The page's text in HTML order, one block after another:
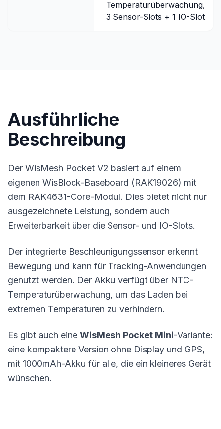
Temperaturüberwachung,
3 Sensor-Slots + 1 IO-Slot
Ausführliche
Beschreibung
Der WisMesh Pocket V2 basiert auf einem
eigenen WisBlock-Baseboard (RAK19026) mit
dem RAK4631-Core-Modul. Dies bietet nicht nur
ausgezeichnete Leistung, sondern auch
Erweiterbarkeit über die Sensor- und IO-Slots.
Der integrierte Beschleunigungssensor erkennt
Bewegung und kann für Tracking-Anwendungen
genutzt werden. Der Akku verfügt über NTC-
Temperaturüberwachung, um das Laden bei
extremen Temperaturen zu verhindern.
Es gibt auch eine WisMesh Pocket Mini-Variante:
eine kompaktere Version ohne Display und GPS,
mit 1000mAh-Akku für alle, die ein kleineres Gerät
wünschen.